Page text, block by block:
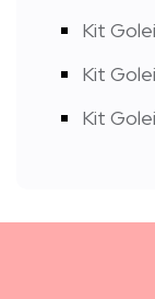
Kit
Kit
Kit